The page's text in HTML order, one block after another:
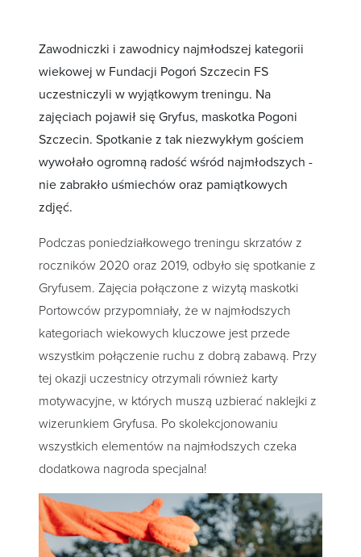
Zawodniczki i zawodnicy najmłodszej kategorii
wiekowej w Fundacji Pogoń Szczecin FS
uczestniczyli w wyjątkowym treningu. Na
zajęciach pojawił się Gryfus, maskotka Pogoni
Szczecin. Spotkanie z tak niezwykłym gościem
wywołało ogromną radość wśród najmłodszych -
nie zabrakło uśmiechów oraz pamiątkowych
zdjęć.
Podczas poniedziałkowego treningu skrzatów z
roczników 2020 oraz 2019, odbyło się spotkanie z
Gryfusem. Zajęcia połączone z wizytą maskotki
Portowców przypomniały, że w najmłodszych
kategoriach wiekowych kluczowe jest przede
wszystkim połączenie ruchu z dobrą zabawą. Przy
tej okazji uczestnicy otrzymali również karty
motywacyjne, w których muszą uzbierać naklejki z
wizerunkiem Gryfusa. Po skolekcjonowaniu
wszystkich elementów na najmłodszych czeka
dodatkowa nagroda specjalna!